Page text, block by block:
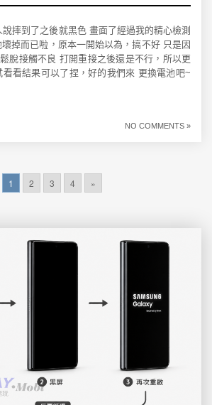
摔到了之後就黑色 畫面了經過我的精心檢測
掉而已啦，原本一開始以為，搞不好 只是因
脫接觸不良 打開重接之後還是不行，所以更
看結果可以了捏，好的我們來 更換電池吧~
NO COMMENTS »
1 2 3 4 »